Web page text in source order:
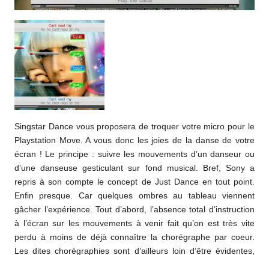
Singstar Dance vous proposera de troquer votre micro pour le
Playstation Move. A vous donc les joies de la danse de votre
écran ! Le principe : suivre les mouvements d’un danseur ou
d’une danseuse gesticulant sur fond musical. Bref, Sony a
repris à son compte le concept de Just Dance en tout point.
Enfin presque. Car quelques ombres au tableau viennent
gâcher l’expérience. Tout d’abord, l’absence total d’instruction
à l’écran sur les mouvements à venir fait qu’on est très vite
perdu à moins de déjà connaître la chorégraphe par coeur.
Les dites chorégraphies sont d’ailleurs loin d’être évidentes,